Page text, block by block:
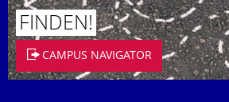
FINDEN!
CAMPUS NAVIGATOR